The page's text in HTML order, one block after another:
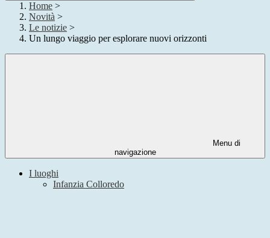
Home >
Novità >
Le notizie >
Un lungo viaggio per esplorare nuovi orizzonti
Menu di
navigazione
I luoghi
Infanzia Colloredo